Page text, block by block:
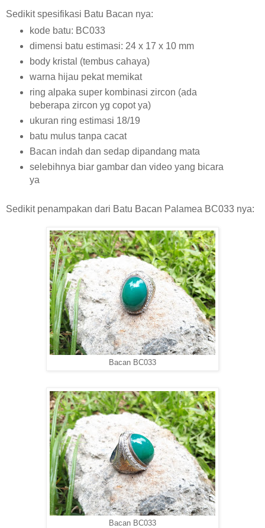
Sedikit spesifikasi Batu Bacan nya:
kode batu: BC033
dimensi batu estimasi: 24 x 17 x 10 mm
body kristal (tembus cahaya)
warna hijau pekat memikat
ring alpaka super kombinasi zircon (ada
beberapa zircon yg copot ya)
ukuran ring estimasi 18/19
batu mulus tanpa cacat
Bacan indah dan sedap dipandang mata
selebihnya biar gambar dan video yang bicara
ya
Sedikit penampakan dari Batu Bacan Palamea BC033 nya:
Bacan BC033
Bacan BC033